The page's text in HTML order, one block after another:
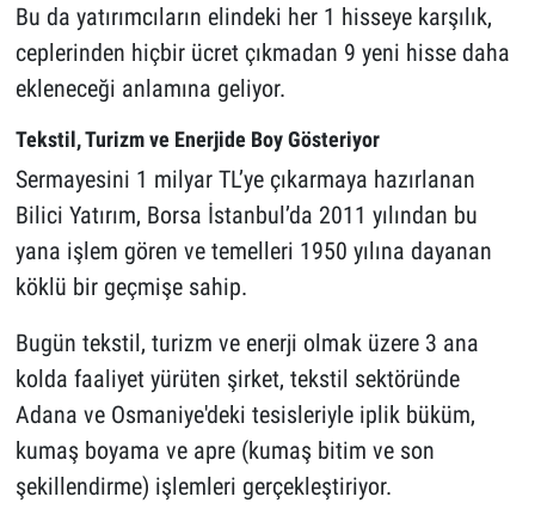
Bu da yatırımcıların elindeki her 1 hisseye karşılık,
ceplerinden hiçbir ücret çıkmadan 9 yeni hisse daha
ekleneceği anlamına geliyor.
Tekstil, Turizm ve Enerjide Boy Gösteriyor
Sermayesini 1 milyar TL’ye çıkarmaya hazırlanan
Bilici Yatırım, Borsa İstanbul’da 2011 yılından bu
yana işlem gören ve temelleri 1950 yılına dayanan
köklü bir geçmişe sahip.
Bugün tekstil, turizm ve enerji olmak üzere 3 ana
kolda faaliyet yürüten şirket, tekstil sektöründe
Adana ve Osmaniye'deki tesisleriyle iplik büküm,
kumaş boyama ve apre (kumaş bitim ve son
şekillendirme) işlemleri gerçekleştiriyor.